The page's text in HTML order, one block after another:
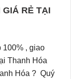
RẺ TẠI
, giao
Thanh Hóa
Hóa ? Quý